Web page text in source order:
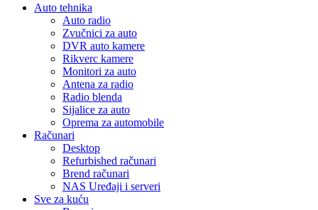
Auto tehnika
Auto radio
Zvučnici za auto
DVR auto kamere
Rikverc kamere
Monitori za auto
Antena za radio
Radio blenda
Sijalice za auto
Oprema za automobile
Računari
Desktop
Refurbished računari
Brend računari
NAS Uređaji i serveri
Sve za kuću